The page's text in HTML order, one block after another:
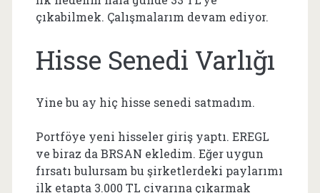
çıkabilmek. Çalışmalarım devam ediyor.
Hisse Senedi Varlığı
Yine bu ay hiç hisse senedi satmadım.
Portföye yeni hisseler giriş yaptı. EREGL
ve biraz da BRSAN ekledim. Eğer uygun
fırsatı bulursam bu şirketlerdeki paylarımı
ilk etapta 3.000 TL civarına çıkarmak